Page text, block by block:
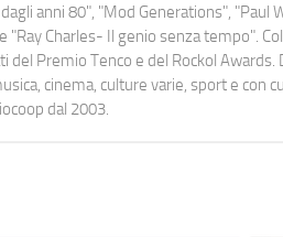
anni 80", "Mod Generations", "Paul
Charles- Il genio senza tempo".
del Premio Tenco e del Rockol
cinema, culture varie, sport e con
dal 2003.